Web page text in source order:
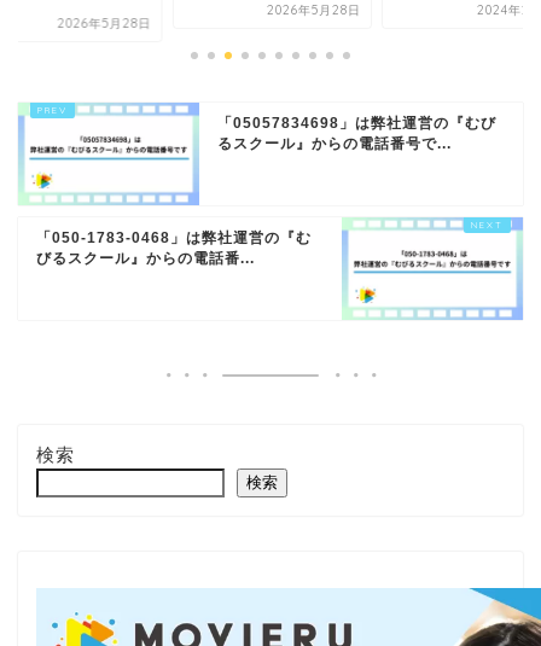
2026年5月28日
2026年5月28日 2024年2
「05057834698」は弊社運営の『むび
るスクール』からの電話番号で...
「050-1783-0468」は弊社運営の『む
びるスクール』からの電話番...
検索
検索